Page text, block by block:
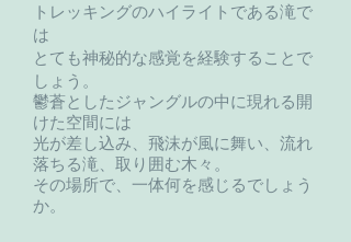
​トレッキングのハイライトである滝で
は
とても神秘的な感覚を経験することで
しょう。
鬱蒼としたジャングルの中に現れる開
けた空間には
光が差し込み、飛沫が風に舞い、流れ
落ちる滝、取り囲む木々。
その場所で、一体何を感じるでしょう
か。